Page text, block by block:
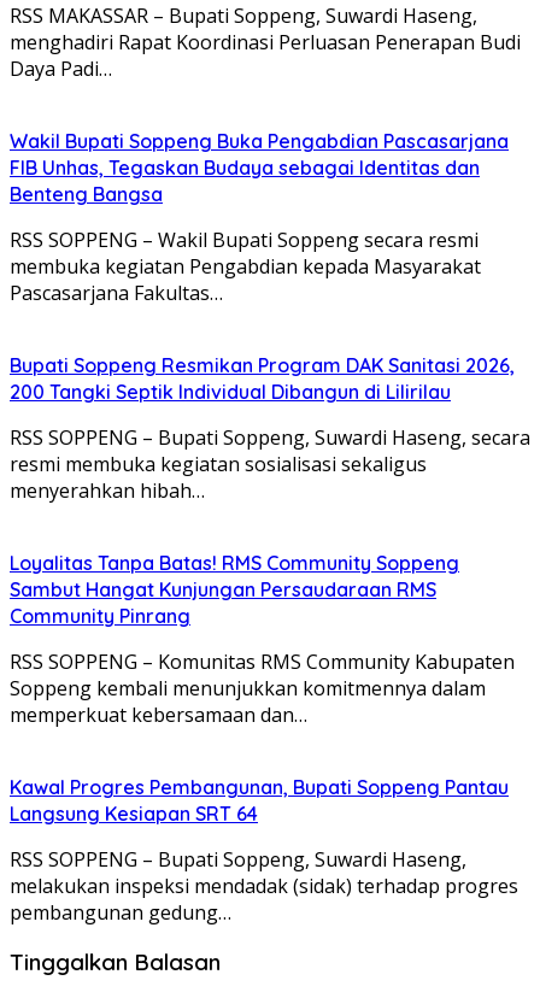
RSS MAKASSAR – Bupati Soppeng, Suwardi Haseng,
menghadiri Rapat Koordinasi Perluasan Penerapan Budi
Daya Padi…
Wakil Bupati Soppeng Buka Pengabdian Pascasarjana
FIB Unhas, Tegaskan Budaya sebagai Identitas dan
Benteng Bangsa
RSS SOPPENG – Wakil Bupati Soppeng secara resmi
membuka kegiatan Pengabdian kepada Masyarakat
Pascasarjana Fakultas…
Bupati Soppeng Resmikan Program DAK Sanitasi 2026,
200 Tangki Septik Individual Dibangun di Lilirilau
RSS SOPPENG – Bupati Soppeng, Suwardi Haseng, secara
resmi membuka kegiatan sosialisasi sekaligus
menyerahkan hibah…
Loyalitas Tanpa Batas! RMS Community Soppeng
Sambut Hangat Kunjungan Persaudaraan RMS
Community Pinrang
RSS SOPPENG – Komunitas RMS Community Kabupaten
Soppeng kembali menunjukkan komitmennya dalam
memperkuat kebersamaan dan…
Kawal Progres Pembangunan, Bupati Soppeng Pantau
Langsung Kesiapan SRT 64
RSS SOPPENG – Bupati Soppeng, Suwardi Haseng,
melakukan inspeksi mendadak (sidak) terhadap progres
pembangunan gedung…
Tinggalkan Balasan